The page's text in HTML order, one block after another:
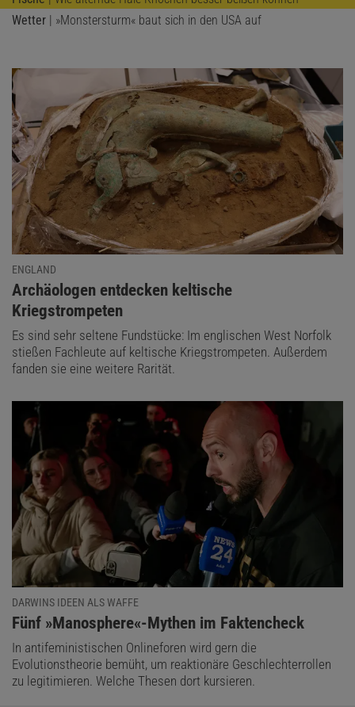
Wetter | »Monstersturm« baut sich in den USA auf
ENGLAND
:
Archäologen entdecken keltische
Kriegstrompeten
Es sind sehr seltene Fundstücke: Im englischen West Norfolk
stießen Fachleute auf keltische Kriegstrompeten. Außerdem
fanden sie eine weitere Rarität.
DARWINS IDEEN ALS WAFFE
:
Fünf »Manosphere«-Mythen im Faktencheck
In antifeministischen Onlineforen wird gern die
Evolutionstheorie bemüht, um reaktionäre Geschlechterrollen
zu legitimieren. Welche Thesen dort kursieren.